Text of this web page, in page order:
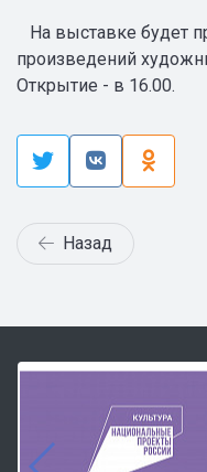
На выставке будет
произведений
Открытие - в 16.00.
Назад